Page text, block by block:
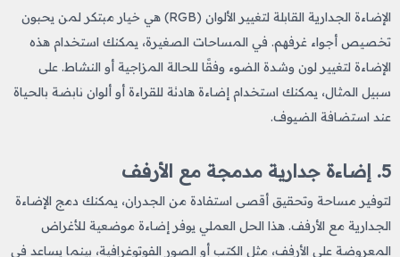
الإضاءة الجدارية القابلة لتغيير الألوان (RGB) هي خيار مبتكر لمن يحبون
تخصيص أجواء غرفهم. في المساحات الصغيرة، يمكنك استخدام هذه
الإضاءة لتغيير لون وشدة الضوء وفقًا للحالة المزاجية أو النشاط. على
سبيل المثال، يمكنك استخدام إضاءة هادئة للقراءة أو ألوان نابضة بالحياة
عند استضافة الضيوف.
5. إضاءة جدارية مدمجة مع الأرفف
لتوفير مساحة وتحقيق أقصى استفادة من الجدران، يمكنك دمج الإضاءة
الجدارية مع الأرفف. هذا الحل العملي يوفر إضاءة موضعية للأغراض
المعروضة على الأرفف، مثل الكتب أو الصور الفوتوغرافية، بينما يساعد في